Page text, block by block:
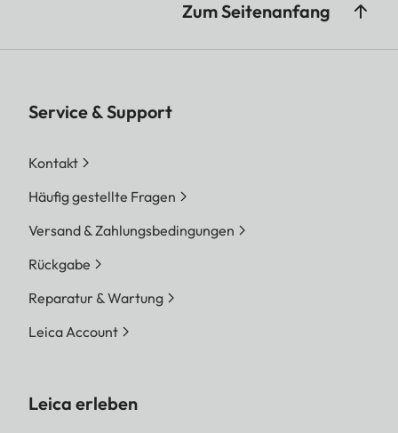
Zum Seitenanfang
Service & Support
Kontakt
Häufig gestellte Fragen
Versand & Zahlungsbedingungen
Rückgabe
Reparatur & Wartung
Leica Account
Leica erleben